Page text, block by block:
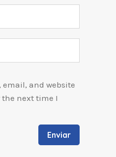
email, and website
the next time I